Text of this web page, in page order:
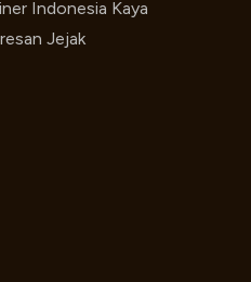
Indonesia Kaya
Jejak